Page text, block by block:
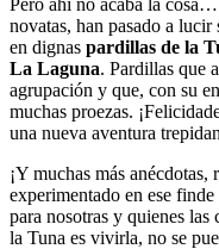
novatas, han pasado a
en dignas pardillas de la
La Laguna. Pardillas que
agrupación y que, con su
muchas proezas.
una nueva aventura
¡Y muchas más
experimentado en ese
para nosotras y quienes
la Tuna es vivirla, no se